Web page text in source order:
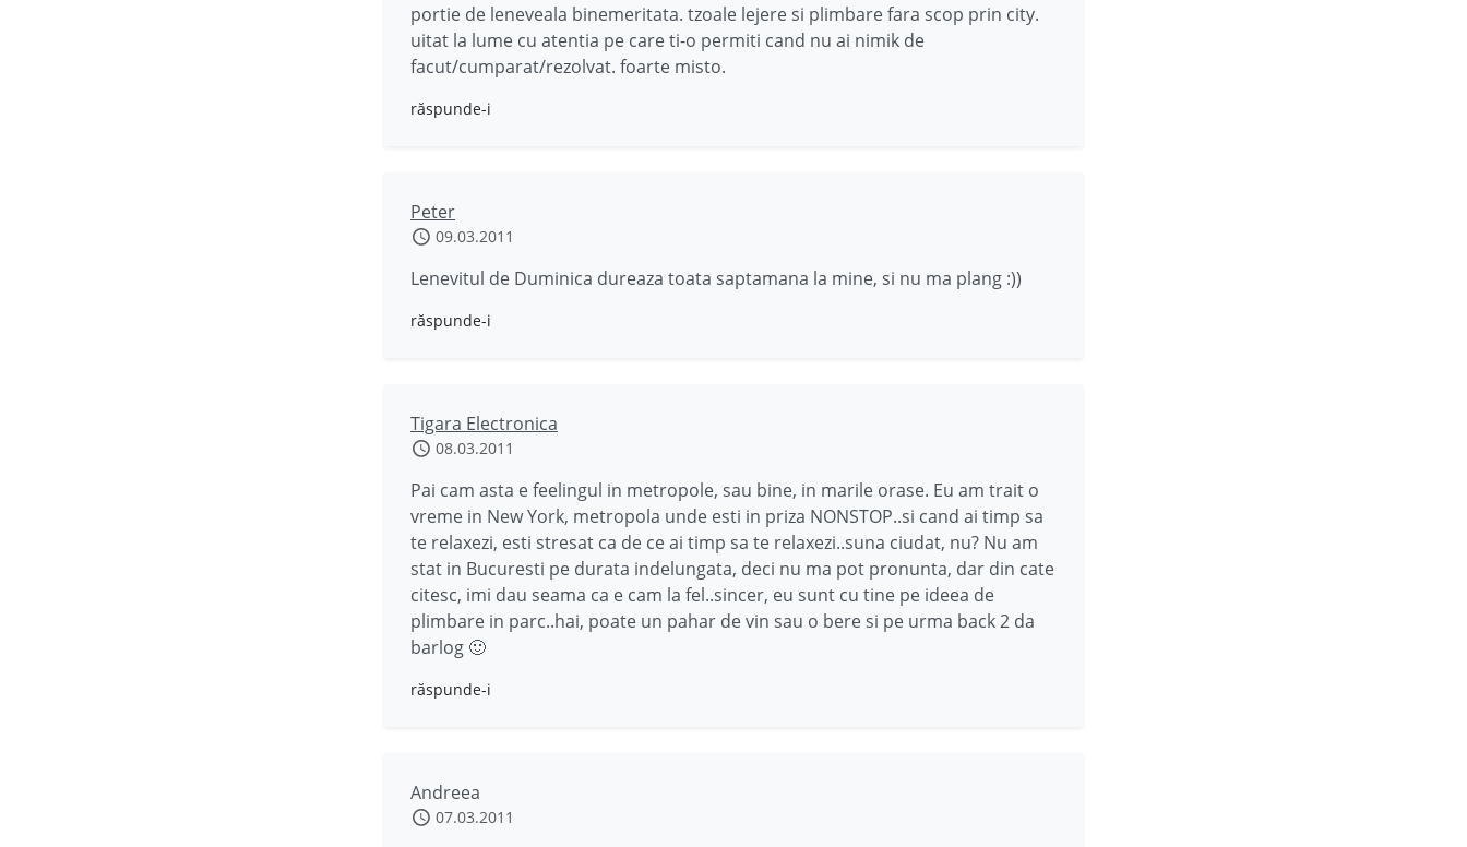
portie de leneveala binemeritata. tzoale lejere si plimbare fara scop prin city.
uitat la lume cu atentia pe care ti-o permiti cand nu ai nimik de
facut/cumparat/rezolvat. foarte misto.
răspunde-i
Peter
09.03.2011
Lenevitul de Duminica dureaza toata saptamana la mine, si nu ma plang :))
răspunde-i
Tigara Electronica
08.03.2011
Pai cam asta e feelingul in metropole, sau bine, in marile orase. Eu am trait o
vreme in New York, metropola unde esti in priza NONSTOP..si cand ai timp sa
te relaxezi, esti stresat ca de ce ai timp sa te relaxezi..suna ciudat, nu? Nu am
stat in Bucuresti pe durata indelungata, deci nu ma pot pronunta, dar din cate
citesc, imi dau seama ca e cam la fel..sincer, eu sunt cu tine pe ideea de
plimbare in parc..hai, poate un pahar de vin sau o bere si pe urma back 2 da
barlog 🙂
răspunde-i
Andreea
07.03.2011